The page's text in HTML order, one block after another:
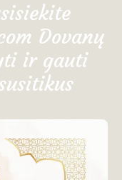
Dovanų
ir gauti